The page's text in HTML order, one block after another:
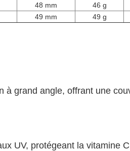
48 mm 46 g
49 mm 49 g
grand angle, offrant une
UV, protégeant la vitamine